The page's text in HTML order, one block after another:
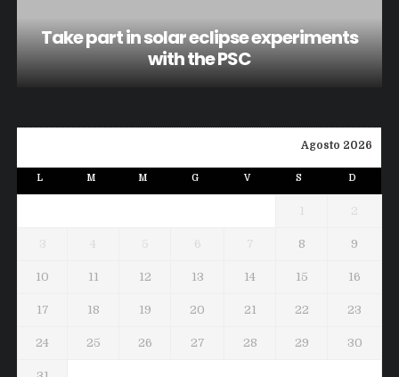
Take part in solar eclipse experiments
with the PSC
Agosto 2026
L M M G V S D
1 2
3 4 5 6 7 8 9
10 11 12 13 14 15 16
17 18 19 20 21 22 23
24 25 26 27 28 29 30